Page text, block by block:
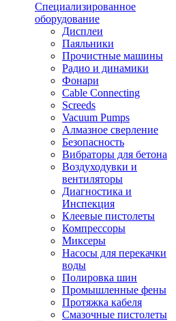
Специализированное
оборудование
Дисплеи
Паяльники
Прочистные машины
Радио и динамики
Фонари
Cable Connecting
Screeds
Vacuum Pumps
Алмазное сверление
Безопасность
Вибраторы для бетона
Воздуходувки и
вентиляторы
Диагностика и
Инспекция
Клеевые пистолеты
Компрессоры
Миксеры
Насосы для перекачки
воды
Полировка шин
Промышленные фены
Протяжка кабеля
Смазочные пистолеты